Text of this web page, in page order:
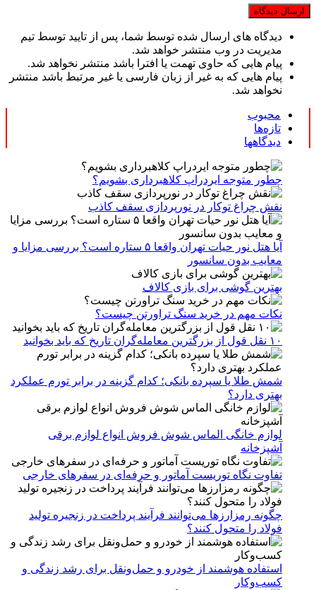
دیدگاه های ارسال شده توسط شما، پس از تایید توسط تیم
مدیریت در وب منتشر خواهد شد.
پیام هایی که حاوی تهمت یا افترا باشد منتشر نخواهد شد.
پیام هایی که به غیر از زبان فارسی یا غیر مرتبط باشد منتشر
نخواهد شد.
محبوب
تازه‌ها
دیدگاهها
چطور متوجه ایردراپ کلاهبرداری بشویم؟
نقش چراغ توکار در نورپردازی سقف کاذب
آیا هتل نور حیات تهران واقعا ۵ ستاره است؟ بررسی مزایا و
معایب بدون سانسور
بهترین گوشی برای بازی کالاف
نکات مهم در خرید سنگ تراورتن چیست؟
۱۰ نقل قول از بزرگترین معامله‌گران تاریخ که باید بخوانید
شمش طلا یا سپرده بانکی؛ کدام گزینه در برابر تورم عملکرد
بهتری دارد؟
لوازم خانگی الماس شوش فروش انواع لوازم برقی
آشپزخانه
تفاوت نگاه توریست آماتور و حرفه‌ای در سفرهای خارجی
چگونه رمزارزها می‌توانند فرآیند پرداخت در زنجیره تولید
فولاد را متحول کنند؟
استفاده هوشمند از خودرو و حمل‌ونقل برای رشد زندگی و
کسب‌وکار